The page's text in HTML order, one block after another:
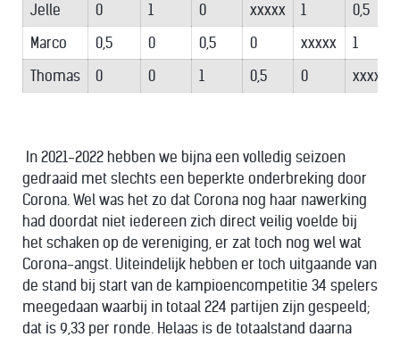
Jelle
0 1 0 xxxxx 1
0,5
Marco
0,5 0 0,5 0 xxxxx
1
Thomas
0 0 1 0,5 0 xxxxx
In 2021-2022 hebben we bijna een volledig seizoen
gedraaid met slechts een beperkte onderbreking door
Corona. Wel was het zo dat Corona nog haar nawerking
had doordat niet iedereen zich direct veilig voelde bij
het schaken op de vereniging, er zat toch nog wel wat
Corona-angst. Uiteindelijk hebben er toch uitgaande van
de stand bij start van de kampioencompetitie 34 spelers
meegedaan waarbij in totaal 224 partijen zijn gespeeld;
dat is 9,33 per ronde. Helaas is de totaalstand daarna